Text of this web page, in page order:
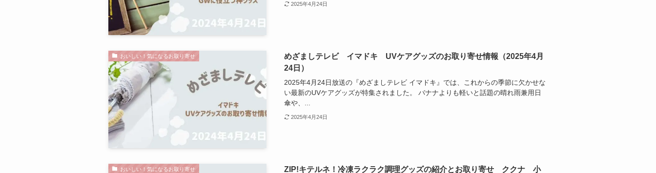
2025年4月24日
おいしい！気になるお取り寄せ
めざましテレビ イマドキ UVケアグッズのお取り寄せ情報（2025年4月
24日）
2025年4月24日放送の『めざましテレビ イマドキ』では、これからの季節に欠かせな
い最新のUVケアグッズが特集されました。 バナナよりも軽いと話題の晴れ雨兼用日
傘や、...
2025年4月24日
おいしい！気になるお取り寄せ ZIP!キテルネ！冷凍ラクラク調理グッズの紹介とお取り寄せ ククナ 小